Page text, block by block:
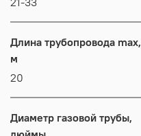
Длина трубопровода max,
м
20
Диаметр газовой трубы,